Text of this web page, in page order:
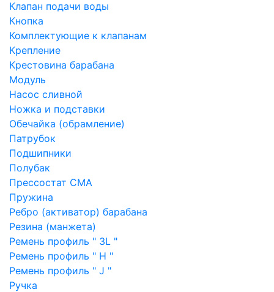
Клапан подачи воды
Кнопка
Комплектующие к клапанам
Крепление
Крестовина барабана
Модуль
Насос сливной
Ножка и подставки
Обечайка (обрамление)
Патрубок
Подшипники
Полубак
Прессостат СМА
Пружина
Ребро (активатор) барабана
Резина (манжета)
Ремень профиль " 3L "
Ремень профиль " H "
Ремень профиль " J "
Ручка